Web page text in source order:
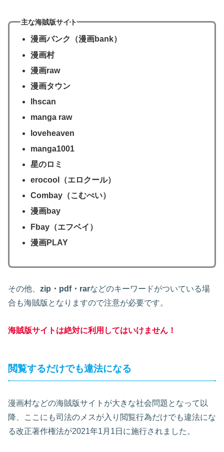
主な海賊版サイト
漫画バンク（漫画bank）
漫画村
漫画raw
漫画タウン
lhscan
manga raw
loveheaven
manga1001
星のロミ
erocool（エロクール）
Combay（こむべい）
漫画bay
Fbay（エフベイ）
漫画PLAY
その他、 zip・pdf・rarなどのキーワードがついている場
合も海賊版となりますので注意が必要です。
海賊版サイトは絶対に利用してはいけません！
閲覧するだけでも違法になる
漫画村などの海賊版サイトが大きな社会問題となって以
降、ここにも司法のメスが入り閲覧行為だけでも違法にな
る改正著作権法が2021年1月1日に施行されました。